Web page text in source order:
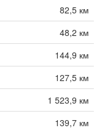
82,5 км
48,2 км
144,9 км
127,5 км
1 523,9 км
139,7 км